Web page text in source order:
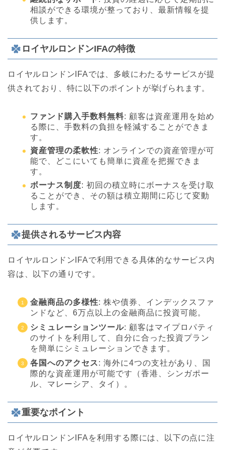
相談ができる環境が整っており、最新情報を提
供します。
ロイヤルロンドンIFAの特徴
ロイヤルロンドンIFAでは、多岐にわたるサービスが提
供されており、特に以下のポイントが挙げられます。
ファンド購入手数料無料: 顧客は資産運用を始め
る際に、手数料の負担を軽減することができま
す。
資産管理の柔軟性: オンラインでの資産管理が可
能で、どこにいても簡単に資産を把握できま
す。
ボーナス制度: 初回の積立時にボーナスを受け取
ることができ、その額は積立期間に応じて変動
します。
提供されるサービス内容
ロイヤルロンドンIFAで利用できる具体的なサービス内
容は、以下の通りです。
金融商品の多様性: 株や債券、インデックスファ
ンドなど、6万点以上の金融商品に投資可能。
シミュレーションツール: 顧客はマイプロパティ
のサイトを利用して、自分に合った投資プラン
を簡単にシミュレーションできます。
各国へのアクセス: 海外に4つの支社があり、国
際的な資産運用が可能です（香港、シンガポー
ル、マレーシア、タイ）。
重要なポイント
ロイヤルロンドンIFAを利用する際には、以下の点に注